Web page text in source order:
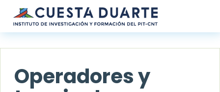
Pasar al contenido principal
Operadores y